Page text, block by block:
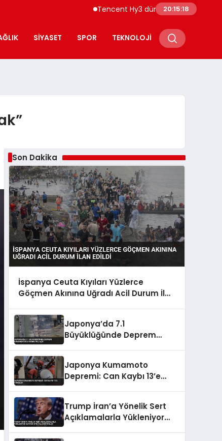
Tencent Hy3 dünya genelinde kullanıma
20:15:19
SIYASET SPOR TEKNOLOJI
Son Dakika
İspanya Ceuta Kıyıları Yüzlerce
Göçmen Akınına Uğradı Acil Durum İlan
Japonya’da 7.1
Büyüklüğünde Deprem
Japonya Kumamoto
Depremi: Can Kaybı 13’e
Trump İran’a Yönelik Sert
Açıklamalarla Yükleniyor